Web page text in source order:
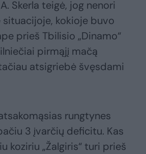
Skerla teigė, jog nenori
kokioje buvo
prieš Tbilisio „Dinamo“
pirmąjį mačą
atsigriebė švęsdami
rungtynes
3 įvarčių deficitu. Kas
koziriu „Žalgiris“ turi prieš